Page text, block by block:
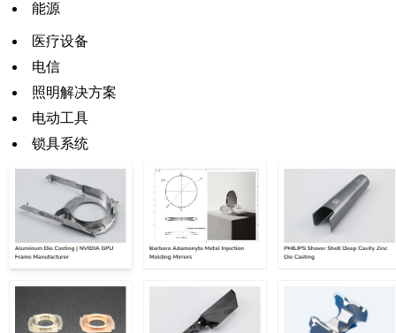
能源
医疗设备
电信
照明解决方案
电动工具
锁具系统